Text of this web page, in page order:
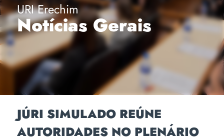
URI Erechim
Notícias Gerais
JÚRI SIMULADO REÚNE
AUTORIDADES NO PLENÁRIO